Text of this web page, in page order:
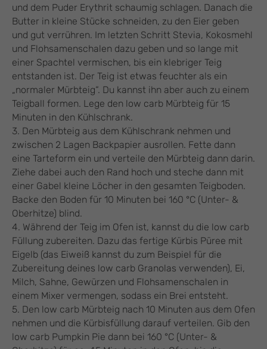
und dem Puder Erythrit schaumig schlagen. Danach die
Butter in kleine Stücke schneiden, zu den Eier geben
und gut verrühren. Im letzten Schritt Stevia, Kokosmehl
und Flohsamenschalen dazu geben und so lange mit
einer Spachtel vermischen, bis ein klebriger Teig
entstanden ist. Der Teig ist etwas feuchter als ein
„normaler Mürbteig“. Du kannst ihn aber auch zu einem
Teigball formen. Lege den low carb Mürbteig für 15
Minuten in den Kühlschrank.
3. Den Mürbteig aus dem Kühlschrank nehmen und
zwischen 2 Lagen Backpapier ausrollen. Fette dann
eine Tarteform ein und verteile den Mürbteig dann darin.
Ziehe dabei auch den Rand hoch und steche dann mit
einer Gabel kleine Löcher in den gesamten Teigboden.
Backe den Boden für 10 Minuten bei 160 °C (Unter- &
Oberhitze) blind.
4. Während der Teig im Ofen ist, kannst du die low carb
Füllung zubereiten. Dazu das fertige Kürbis Püree mit
Eigelb (das Eiweiß kannst du zum Beispiel für die
Zubereitung deines low carb Granolas verwenden), Ei,
Milch, Sahne, Gewürzen und Flohsamenschalen in
einem Mixer vermengen, sodass ein Brei entsteht.
5. Den low carb Mürbteig nach 10 Minuten aus dem Ofen
nehmen und die Kürbisfüllung darauf verteilen. Gib den
low carb Pumpkin Pie dann bei 160 °C (Unter- &